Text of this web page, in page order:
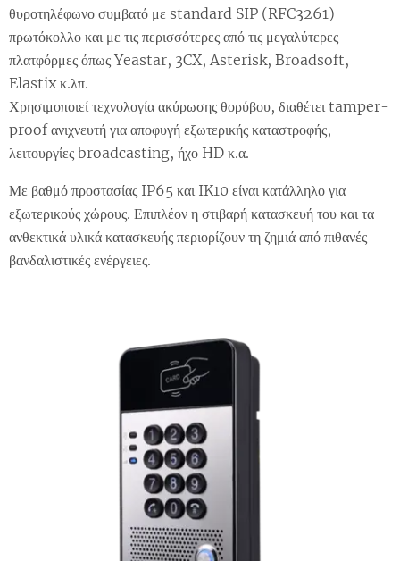
θυροτηλέφωνο συμβατό με standard SIP (RFC3261)
πρωτόκολλο και με τις περισσότερες από τις μεγαλύτερες
πλατφόρμες όπως Yeastar, 3CX, Asterisk, Broadsoft,
Elastix κ.λπ.
Χρησιμοποιεί τεχνολογία ακύρωσης θορύβου, διαθέτει tamper-
proof ανιχνευτή για αποφυγή εξωτερικής καταστροφής,
λειτουργίες broadcasting, ήχο HD κ.α.
Με βαθμό προστασίας IP65 και IK10 είναι κατάλληλο για
εξωτερικούς χώρους. Επιπλέον η στιβαρή κατασκευή του και τα
ανθεκτικά υλικά κατασκευής περιορίζουν τη ζημιά από πιθανές
βανδαλιστικές ενέργειες.